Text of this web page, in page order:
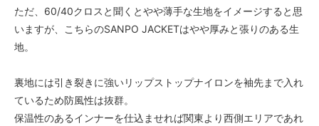
ただ、60/40クロスと聞くとやや薄手な生地をイメージすると思
いますが、こちらのSANPO JACKETはやや厚みと張りのある生
地。
裏地には引き裂きに強いリップストップナイロンを袖先まで入れ
ているため防風性は抜群。
保温性のあるインナーを仕込ませれば関東より西側エリアであれ